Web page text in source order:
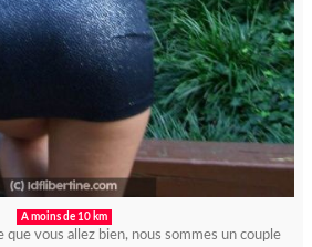
A moins de 10 km
que vous allez bien, nous sommes un couple